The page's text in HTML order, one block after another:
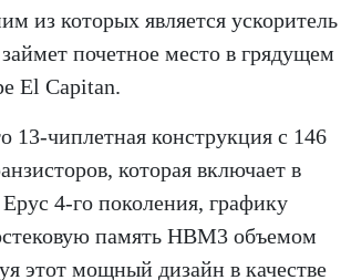
из которых является ускоритель
почетное место в грядущем
El Capitan.
чиплетная конструкция с 146
которая включает в
4-го поколения, графику
память HBM3 объемом
этот мощный дизайн в качестве